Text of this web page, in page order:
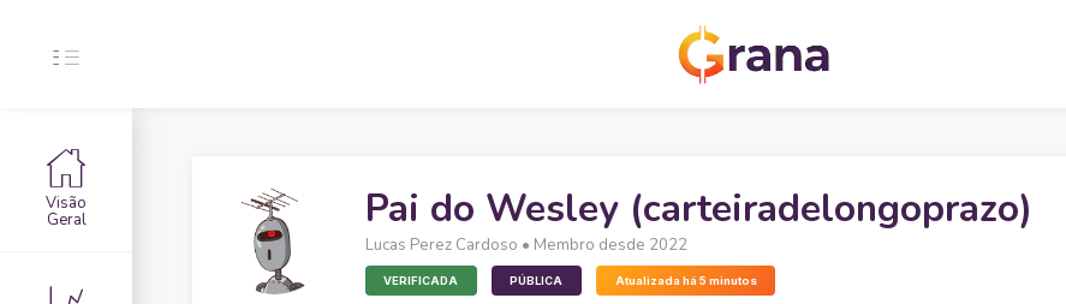
Visão
Geral Pai do Wesley (carteiradelongoprazo)
Lucas Perez Cardoso • Membro desde 2022
VERIFICADA PÚBLICA Atualizada há 5 minutos